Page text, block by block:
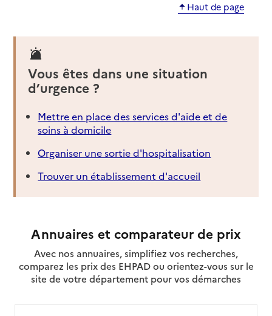
Haut de page
Vous êtes dans une situation
d’urgence ?
Mettre en place des services d'aide et de
soins à domicile
Organiser une sortie d'hospitalisation
Trouver un établissement d'accueil
Annuaires et comparateur de prix
Avec nos annuaires, simplifiez vos recherches,
comparez les prix des EHPAD ou orientez-vous sur le
site de votre département pour vos démarches